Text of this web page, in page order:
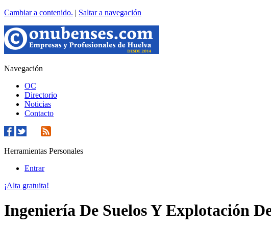
Cambiar a contenido. | Saltar a navegación
Navegación
OC
Directorio
Noticias
Contacto
Herramientas Personales
Entrar
¡Alta gratuita!
Ingeniería De Suelos Y Explotación